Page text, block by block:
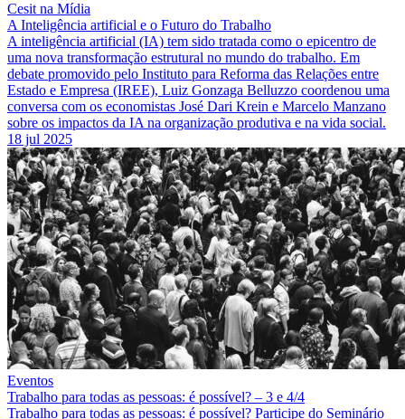
Cesit na Mídia
A Inteligência artificial e o Futuro do Trabalho
A inteligência artificial (IA) tem sido tratada como o epicentro de
uma nova transformação estrutural no mundo do trabalho. Em
debate promovido pelo Instituto para Reforma das Relações entre
Estado e Empresa (IREE), Luiz Gonzaga Belluzzo coordenou uma
conversa com os economistas José Dari Krein e Marcelo Manzano
sobre os impactos da IA na organização produtiva e na vida social.
18 jul 2025
Eventos
Trabalho para todas as pessoas: é possível? – 3 e 4/4
Trabalho para todas as pessoas: é possível? Participe do Seminário